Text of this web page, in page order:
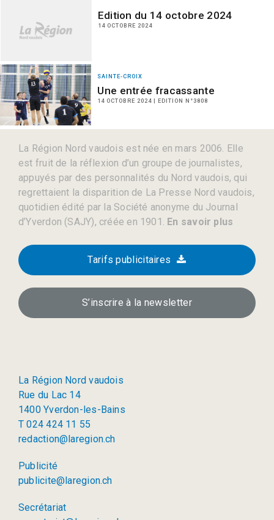
Edition du 14 octobre 2024
14 OCTOBRE 2024
SAINTE-CROIX
Une entrée fracassante
14 OCTOBRE 2024 | EDITION N°3808
La Région Nord vaudois est née en mars 2006. Elle
est fruit de la réflexion d’un groupe de journalistes,
appuyés par des personnalités du Nord vaudois, qui
regrettaient la disparition de La Presse Nord vaudois,
quotidien édité par la Société anonyme du Journal
d’Yverdon (SAJY), créée en 1901. En savoir plus
Tarifs publicitaires
S’inscrire à la newsletter
La Région Nord vaudois
Rue du Lac 14
1400 Yverdon-les-Bains
T 024 424 11 55
redaction@laregion.ch
Publicité
publicite@laregion.ch
Secrétariat